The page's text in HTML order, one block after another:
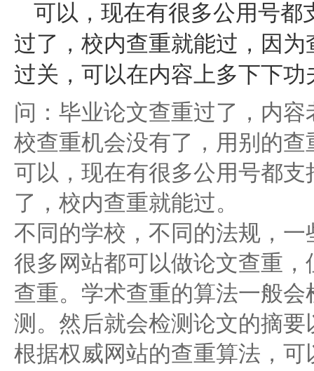
可以，现在有很多公用号都
过了，校内查重就能过，因
过关，可以在内容上多下下
问：毕业论文查重过了，内
校查重机会没有了，用别的
可以，现在有很多公用号都
了，校内查重就能过。
不同的学校，不同的法规，
很多网站都可以做论文查重
查重。学术查重的算法一般
测。然后就会检测论文的摘
根据权威网站的查重算法，